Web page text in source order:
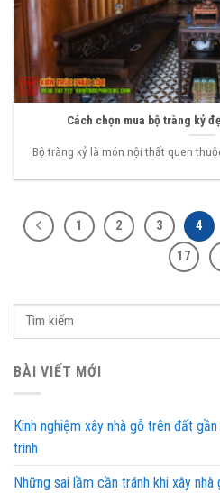
Cách chọn mua bộ tràng kỷ
Bộ tràng kỷ là món nội thất quen
1 2 3 4
17
BÀI VIẾT MỚI
Kinh nghiệm xây nhà gỗ trên đất
trình
Những sai lầm cần tránh khi xây